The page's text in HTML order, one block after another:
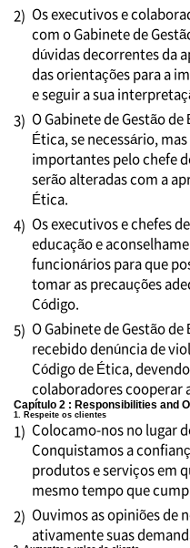
2) Os executivos e
com o Gabinete de
dúvidas decorrentes da
das orientações para a
e seguir a sua
3) O Gabinete de Gestão
Ética, se necessário,
importantes pelo chefe
serão alteradas com a
Ética.
4) Os executivos e chefes
educação e
funcionários para que
tomar as precauções
Código.
5) O Gabinete de Gestão
recebido denúncia de
Código de Ética,
colaboradores cooperar
Capítulo 2 : Responsibilities and
1. Respeite os clientes
1) Colocamo-nos no lugar
Conquistamos a
produtos e serviços em
mesmo tempo que
2) Ouvimos as opiniões de
ativamente suas